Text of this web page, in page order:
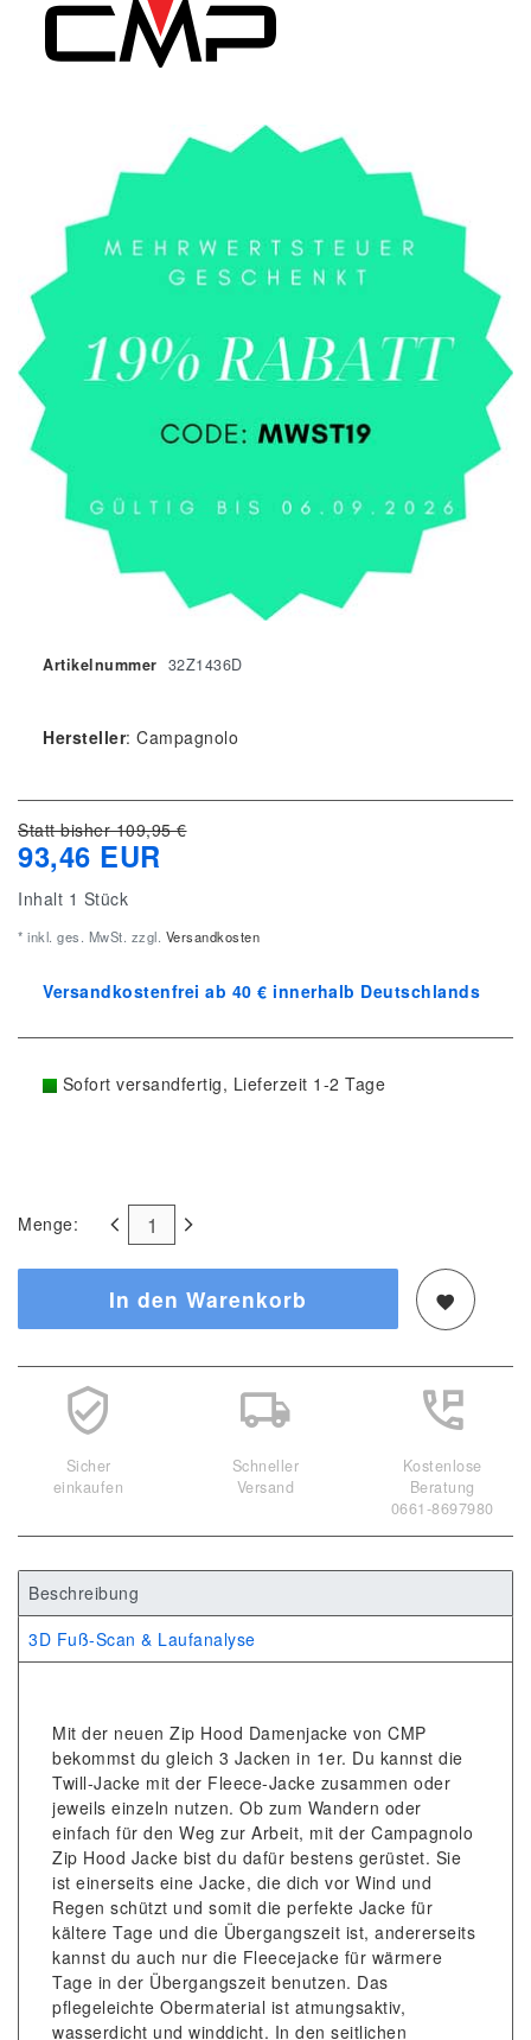
Artikelnummer 32Z1436D
Hersteller: Campagnolo
Statt bisher 109,95 €
93,46 EUR
Inhalt 1 Stück
* inkl. ges. MwSt. zzgl. Versandkosten
Versandkostenfrei ab 40 € innerhalb Deutschlands
Sofort versandfertig, Lieferzeit 1-2 Tage
Menge:
In den Warenkorb
Sicher
einkaufen
Schneller
Versand
Kostenlose
Beratung
0661-8697980
Beschreibung
3D Fuß-Scan & Laufanalyse
Mit der neuen Zip Hood Damenjacke von CMP
bekommst du gleich 3 Jacken in 1er. Du kannst die
Twill-Jacke mit der Fleece-Jacke zusammen oder
jeweils einzeln nutzen. Ob zum Wandern oder
einfach für den Weg zur Arbeit, mit der Campagnolo
Zip Hood Jacke bist du dafür bestens gerüstet. Sie
ist einerseits eine Jacke, die dich vor Wind und
Regen schützt und somit die perfekte Jacke für
kältere Tage und die Übergangszeit ist, andererseits
kannst du auch nur die Fleecejacke für wärmere
Tage in der Übergangszeit benutzen. Das
pflegeleichte Obermaterial ist atmungsaktiv,
wasserdicht und winddicht. In den seitlichen